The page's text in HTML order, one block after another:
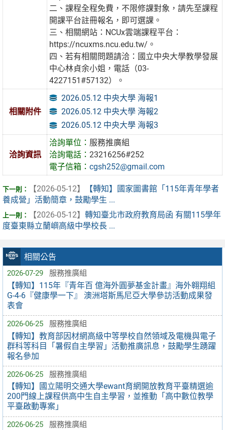
相關公告
2026-07-29 服務推廣組
【轉知】115年『青年百 億海外圓夢基金計畫』海外翱翔組
G-4-6『健康學一下』 澳洲塔斯馬尼亞大學參訪活動成果發
表會
2026-06-25 服務推廣組
【轉知】教育部因材網高級中等學校自然領域及電機與電子
群科等科目「暑假自主學習」活動推廣訊息，鼓勵學生踴躍
報名參加
2026-06-25 服務推廣組
【轉知】國立陽明交通大學ewant育網開放教育平臺精選逾
200門線上課程供高中生自主學習，並推動「高中數位教學
平臺啟動專案」
2026-06-25 服務推廣組
二、課程全程免費，不限修課對象，請先至課程
開課平台註冊報名，即可選課。
三、相關網站：NCUx雲端課程平台：
https://ncuxms.ncu.edu.tw/。
四、若有相關問題請洽：國立中央大學教學發展
中心林貞余小姐，電話（03-
4227151#57132）。
相關附件
2026.05.12 中央大學 海報1
2026.05.12 中央大學 海報2
2026.05.12 中央大學 海報3
洽詢資訊
洽詢單位： 服務推廣組
洽詢電話：23216256#252
電子信箱：cgsh252@gmail.com
【2026-05-12】
【轉知】國家圖書館「115年青年學者
養成營」活動簡章，鼓勵學生 ...
【2026-05-12】 轉知臺北市政府教育局函 有關115學年
度臺東縣立蘭嶼高級中學校長 ...